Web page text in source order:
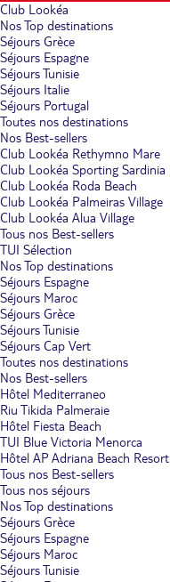
Club Lookéa
Nos Top destinations
Séjours Grèce
Séjours Espagne
Séjours Tunisie
Séjours Italie
Séjours Portugal
Toutes nos destinations
Nos Best-sellers
Club Lookéa Rethymno Mare
Club Lookéa Sporting Sardinia
Club Lookéa Roda Beach
Club Lookéa Palmeiras Village
Club Lookéa Alua Village
Tous nos Best-sellers
TUI Sélection
Nos Top destinations
Séjours Espagne
Séjours Maroc
Séjours Grèce
Séjours Tunisie
Séjours Cap Vert
Toutes nos destinations
Nos Best-sellers
Hôtel Mediterraneo
Riu Tikida Palmeraie
Hôtel Fiesta Beach
TUI Blue Victoria Menorca
Hôtel AP Adriana Beach Resort
Tous nos Best-sellers
Tous nos séjours
Nos Top destinations
Séjours Grèce
Séjours Espagne
Séjours Maroc
Séjours Tunisie